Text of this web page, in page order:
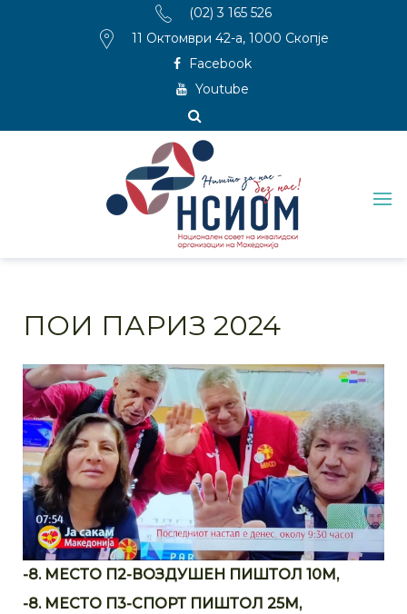
(02) 3 165 526
11 Октомври 42-а, 1000 Скопје
Facebook
Youtube
ПОИ ПАРИЗ 2024
-8. МЕСТО П2-ВОЗДУШЕН ПИШТОЛ 10М,
-8. МЕСТО П3-СПОРТ ПИШТОЛ 25М,